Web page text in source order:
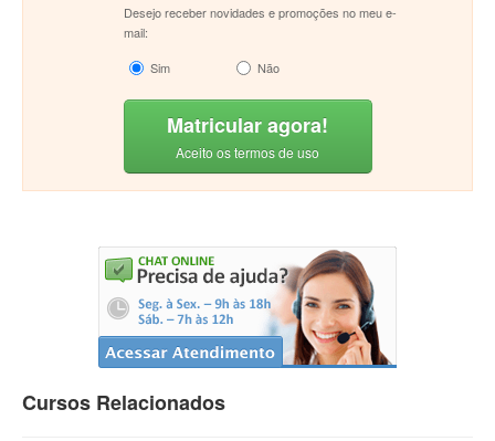
Desejo receber novidades e promoções no meu e-
mail:
Sim
Não
Matricular agora!
Aceito os termos de uso
Cursos Relacionados